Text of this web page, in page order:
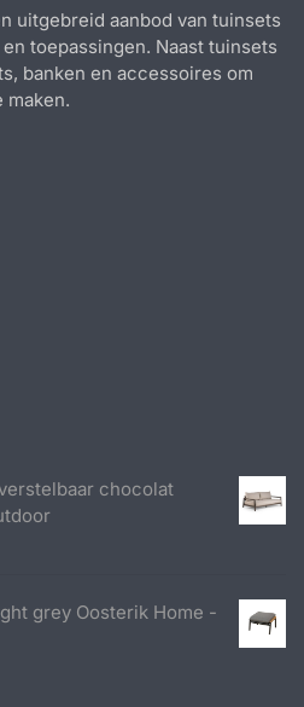
uitgebreid aanbod van tuinsets
toepassingen. Naast tuinsets
banken en accessoires om
maken.
chocolat
grey Oosterik Home -